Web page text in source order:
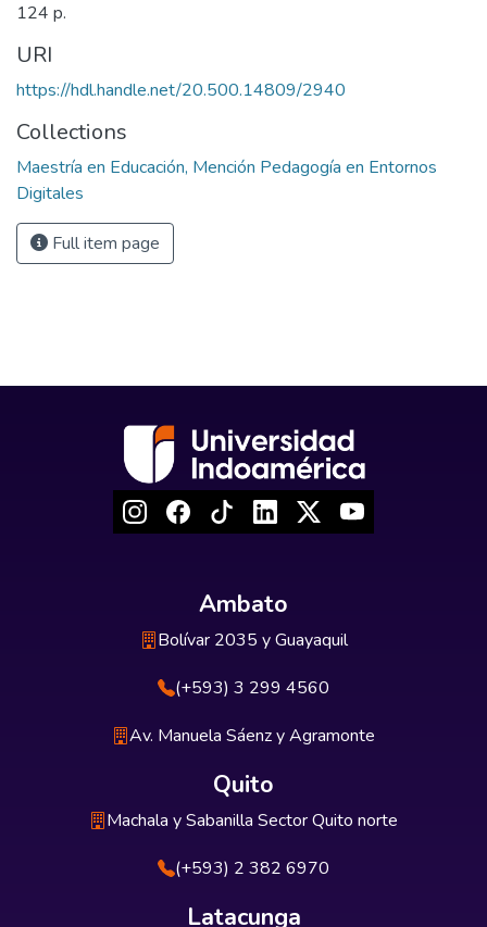
124 p.
URI
https://hdl.handle.net/20.500.14809/2940
Collections
Maestría en Educación, Mención Pedagogía en Entornos
Digitales
Full item page
Ambato
Bolívar 2035 y Guayaquil
(+593) 3 299 4560
Av. Manuela Sáenz y Agramonte
Quito
Machala y Sabanilla Sector Quito norte
(+593) 2 382 6970
Latacunga